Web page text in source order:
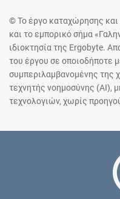
© Το έργο καταχώρησης
και το εμπορικό σήμα
ιδιοκτησία της Ergobyte.
του έργου σε οποιοδήποτε
συμπεριλαμβανομένης της
τεχνητής νοημοσύνης (AI),
τεχνολογιών, χωρίς